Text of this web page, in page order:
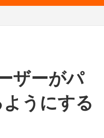
ザーがパ
うにする